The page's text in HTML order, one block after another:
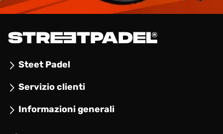
Steet Padel
Servizio clienti
Informazioni generali